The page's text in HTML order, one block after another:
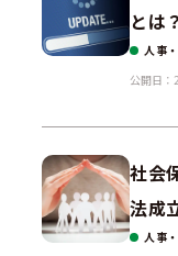
とは
人事
公開日
社会
法成
人事